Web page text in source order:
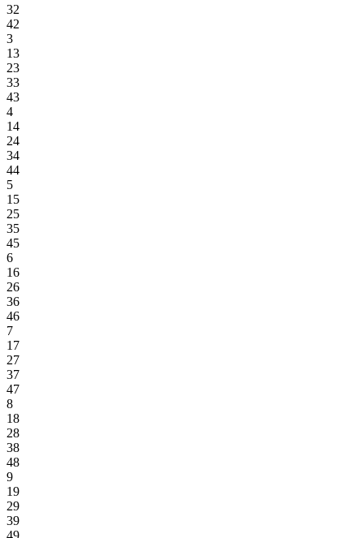
32
42
3
13
23
33
43
4
14
24
34
44
5
15
25
35
45
6
16
26
36
46
7
17
27
37
47
8
18
28
38
48
9
19
29
39
49